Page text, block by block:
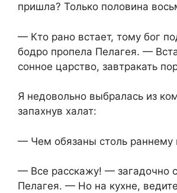
пришла? Только половина
— Кто рано встает, тому бог
бодро пропела Пелагея. —
сонное царство, завтракать
Я недовольно выбралась из
запахнув халат:
— Чем обязаны столь раннему
— Все расскажу! — загадочно
Пелагея. — Но на кухне,